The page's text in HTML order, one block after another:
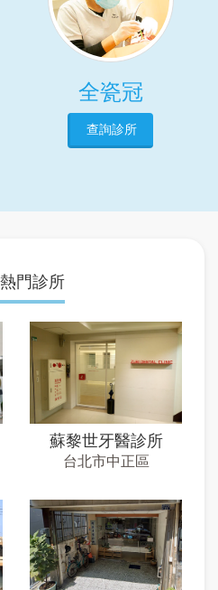
全瓷冠
查詢診所
門診所
蘇黎世牙醫診所
台北市中正區